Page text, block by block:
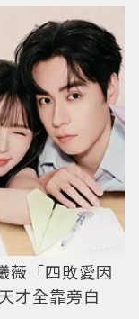
薇「四敗愛因
才全靠旁白